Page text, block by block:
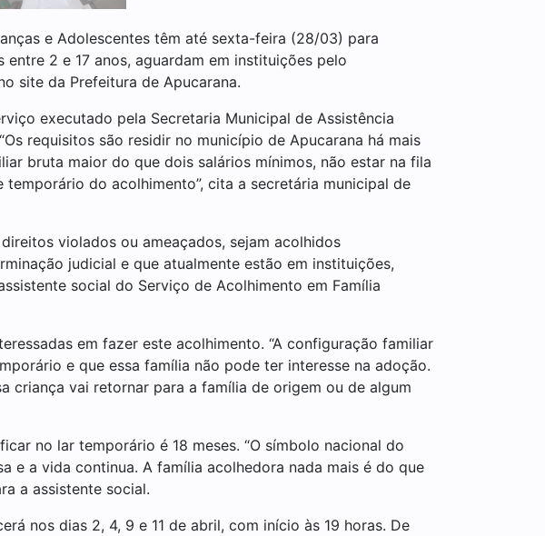
e Adolescentes têm até sexta-feira (28/03) para
2 e 17 anos, aguardam em instituições pelo
site da Prefeitura de Apucarana.
executado pela Secretaria Municipal de Assistência
requisitos são residir no município de Apucarana há mais
bruta maior do que dois salários mínimos, não estar na fila
do acolhimento”, cita a secretária municipal de
violados ou ameaçados, sejam acolhidos
judicial e que atualmente estão em instituições,
social do Serviço de Acolhimento em Família
em fazer este acolhimento. “A configuração familiar
e que essa família não pode ter interesse na adoção.
criança vai retornar para a família de origem ou de algum
no lar temporário é 18 meses. “O símbolo nacional do
e a vida continua. A família acolhedora nada mais é do que
a assistente social.
nos dias 2, 4, 9 e 11 de abril, com início às 19 horas. De